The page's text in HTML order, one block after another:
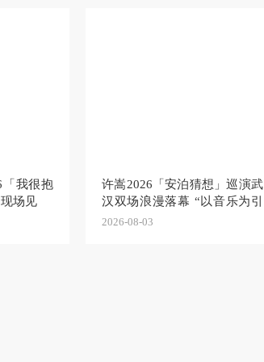
「我很抱
场见
许嵩2026「安泊猜想」巡演武
汉双场浪漫落幕 “以音乐为引
解锁江城记忆”
2026-08-03